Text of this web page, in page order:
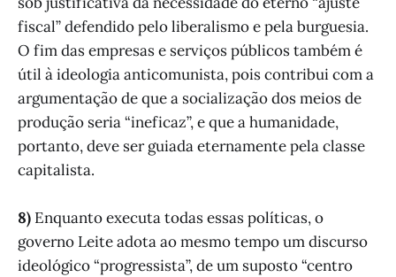
fiscal” defendido pelo liberalismo e pela burguesia.
O fim das empresas e serviços públicos também é
útil à ideologia anticomunista, pois contribui com a
argumentação de que a socialização dos meios de
produção seria “ineficaz”, e que a humanidade,
portanto, deve ser guiada eternamente pela classe
capitalista.
8) Enquanto executa todas essas políticas, o
governo Leite adota ao mesmo tempo um discurso
ideológico “progressista”, de um suposto “centro